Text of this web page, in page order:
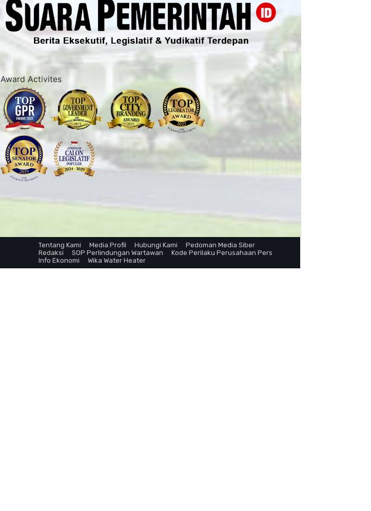
Award Activites
Tentang Kami Media Profil Hubungi Kami
Pedoman Media Siber
Redaksi
SOP Perlindungan Wartawan
Kode Perilaku Perusahaan Pers
Info Ekonomi
Wika Water Heater